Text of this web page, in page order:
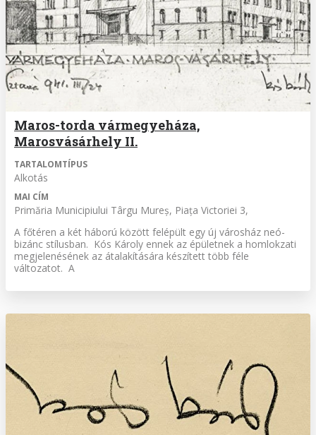
Maros-torda vármegyeháza,
Marosvásárhely II.
TARTALOMTÍPUS
Alkotás
MAI CÍM
Primăria Municipiului Târgu Mureș, Piața Victoriei 3,
A főtéren a két háború között felépült egy új városház neó-
bizánc stílusban. Kós Károly ennek az épületnek a homlokzati
megjelenésének az átalakítására készített több féle
változatot. A